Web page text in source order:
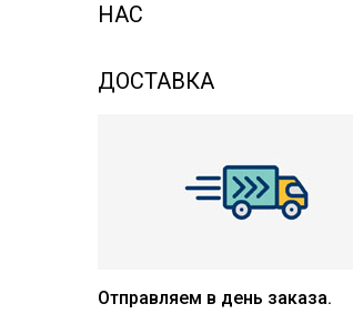
НАС
ДОСТАВКА
Отправляем в день заказа.